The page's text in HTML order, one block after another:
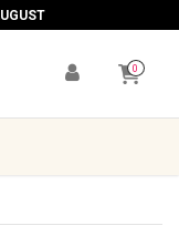
UGUST
0